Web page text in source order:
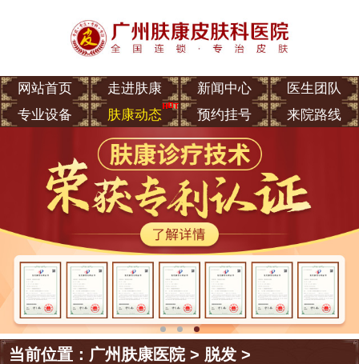
网站首页 走进肤康 新闻中心
医生团队
专业设备
肤康动态 预约挂号 来院路线
当前位置： 广州肤康医院> 脱发 >